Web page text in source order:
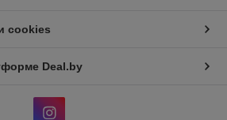
cookies
Deal.by